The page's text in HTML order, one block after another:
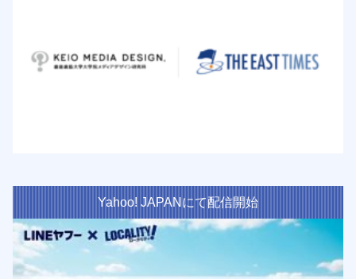
Yahoo! JAPANにて配信開始